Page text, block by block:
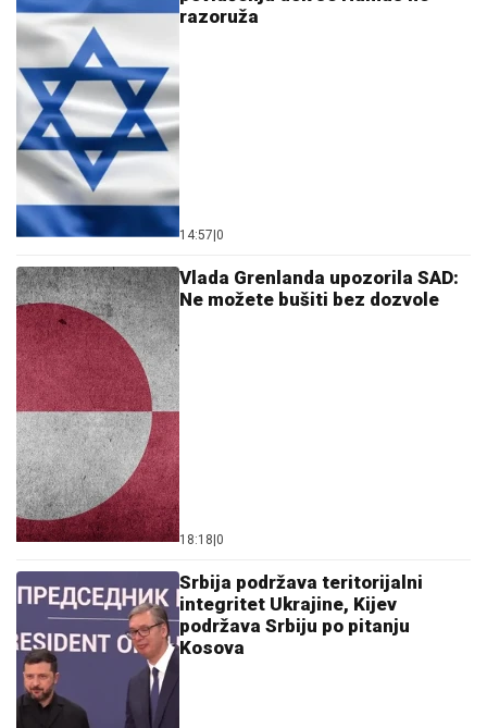
razoruža
14:57 0
Vlada Grenlanda upozorila SAD:
Ne možete bušiti bez dozvole
18:18 0
Srbija podržava teritorijalni
integritet Ukrajine, Kijev
podržava Srbiju po pitanju
Kosova